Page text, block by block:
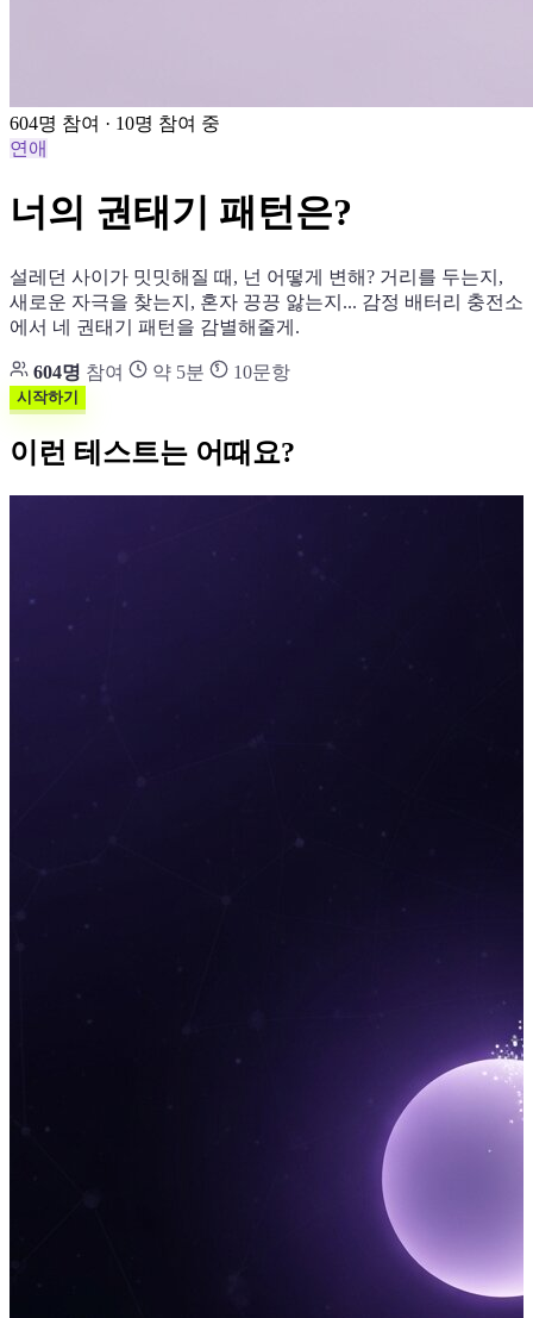
604명 참여 · 10명 참여 중
연애
너의 권태기 패턴은?
설레던 사이가 밋밋해질 때, 넌 어떻게 변해? 거리를 두는지,
새로운 자극을 찾는지, 혼자 끙끙 앓는지... 감정 배터리 충전소
에서 네 권태기 패턴을 감별해줄게.
604명 참여 약 5분 10문항
시작하기
이런 테스트는 어때요?